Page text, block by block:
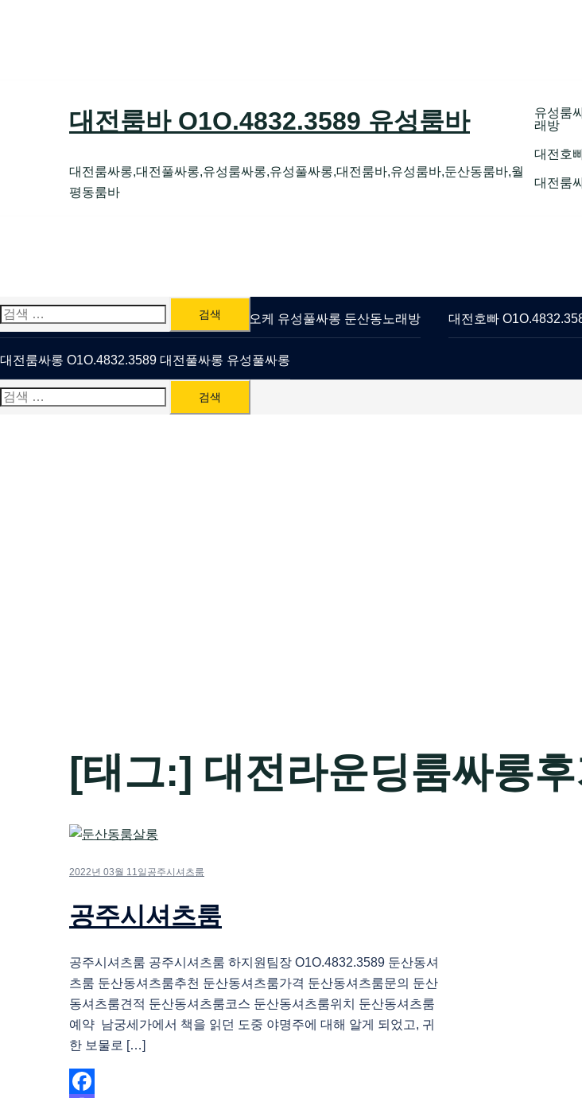
대전룸바 O1O.4832.3589 유성룸바
대전룸싸롱,대전풀싸롱,유성룸싸롱,유성풀싸롱,대전룸바,유성룸바,둔산동룸바,월
평동룸바
유성룸
래방
대전호
대전룸
검
색:
유성룸싸롱 O1O.4832.3589 대전퍼블릭가라오케 유성풀싸롱 둔산동노래방 대전호빠
대전룸싸롱 O1O.4832.3589 대전풀싸롱 유성풀싸롱
검
[태그:] 대전라운딩룸싸롱후
2022년 03월 11일 공주시셔츠룸
공주시셔츠룸
공주시셔츠룸 공주시셔츠룸 하지원팀장 O1O.4832.3589 둔산동셔
츠룸 둔산동셔츠룸추천 둔산동셔츠룸가격 둔산동셔츠룸문의 둔산
동셔츠룸견적 둔산동셔츠룸코스 둔산동셔츠룸위치 둔산동셔츠룸
예약 남궁세가에서 책을 읽던 도중 야명주에 대해 알게 되었고, 귀
한 보물로 […]